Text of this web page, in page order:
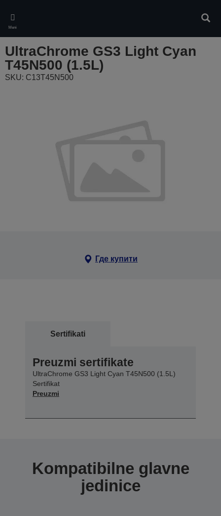
main
content
Meni
UltraChrome GS3 Light Cyan
T45N500 (1.5L)
SKU: C13T45N500
Где купити
Sertifikati
Preuzmi sertifikate
UltraChrome GS3 Light Cyan T45N500 (1.5L)
Sertifikat
Preuzmi
Kompatibilne glavne
jedinice